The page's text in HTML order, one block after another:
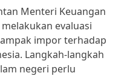
Menteri Keuangan
evaluasi
impor terhadap
Langkah-langkah
negeri perlu